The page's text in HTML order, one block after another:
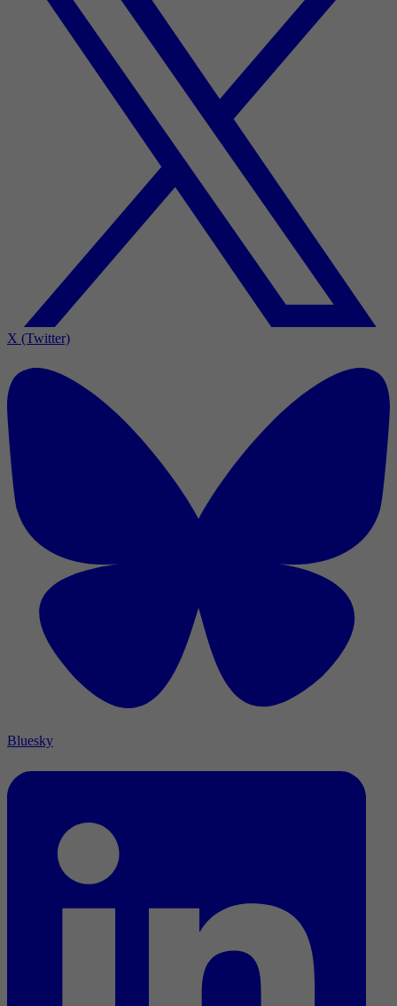
X (Twitter)
Bluesky